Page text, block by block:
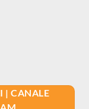
| CANALE